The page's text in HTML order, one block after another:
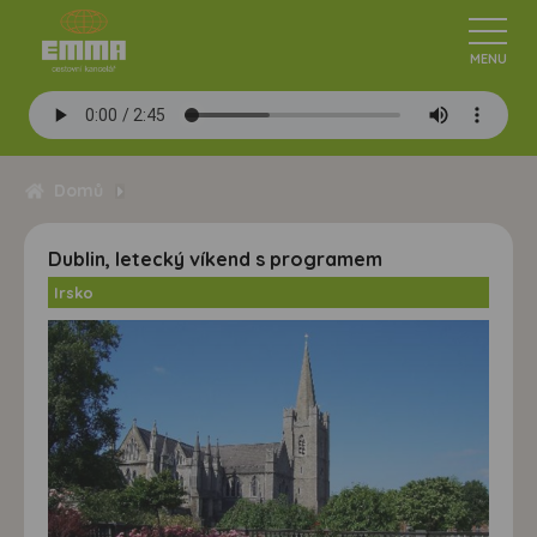
Dublin, letecký víkend s programem
Irsko